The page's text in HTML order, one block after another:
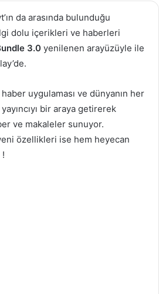
da arasında bulunduğu
dolu içerikleri ve haberleri
3.0 yenilenen arayüzüyle ile
uygulaması ve dünyanın her
bir araya getirerek
ve makaleler sunuyor.
özellikleri ise hem heyecan